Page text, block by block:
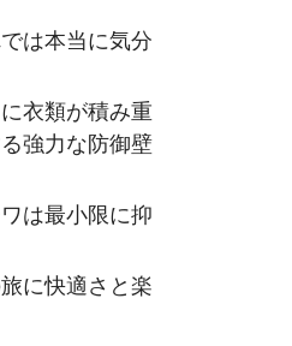
は本当に気分
衣類が積み重
強力な防御壁
は最小限に抑
に快適さと楽